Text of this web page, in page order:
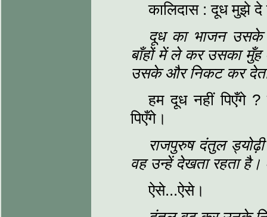
कालिदास : दूध मुझे
दूध का भाजन उसके
बाँहों में ले कर उसका
उसके और निकट कर
हम दूध नहीं पिएँगे
पिएँगे।
राजपुरुष दंतुल
वह उन्हें देखता रहता है।
ऐसे...ऐसे।